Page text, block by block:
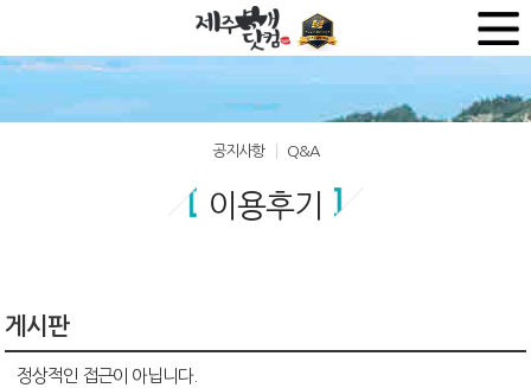
공지사항 Q&A
이용후기
게시판
정상적인 접근이 아닙니다.